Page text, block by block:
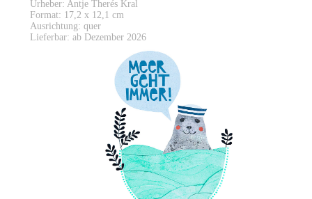
Urheber: Antje Therés Kral
Format: 17,2 x 12,1 cm
Ausrichtung: quer
Lieferbar: ab Dezember 2026